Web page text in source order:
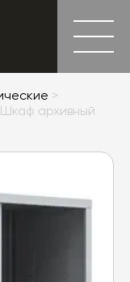
>
Шкаф архивный